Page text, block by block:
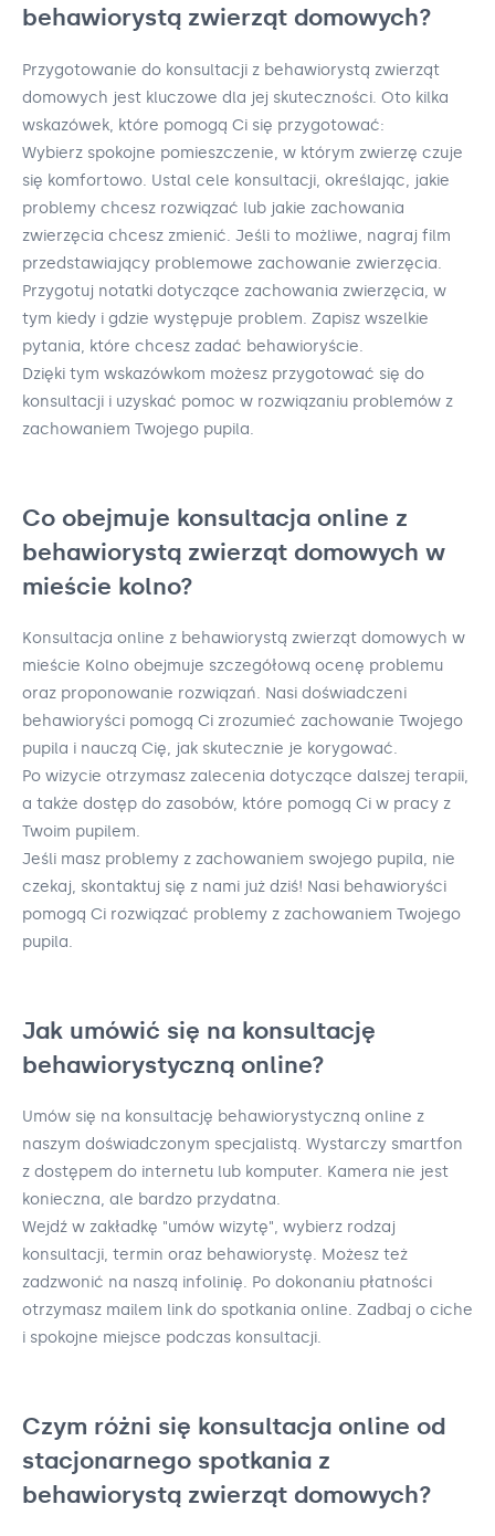
behawiorystą zwierząt domowych?
Przygotowanie do konsultacji z behawiorystą zwierząt
domowych jest kluczowe dla jej skuteczności. Oto kilka
wskazówek, które pomogą Ci się przygotować:
Wybierz spokojne pomieszczenie, w którym zwierzę czuje
się komfortowo. Ustal cele konsultacji, określając, jakie
problemy chcesz rozwiązać lub jakie zachowania
zwierzęcia chcesz zmienić. Jeśli to możliwe, nagraj film
przedstawiający problemowe zachowanie zwierzęcia.
Przygotuj notatki dotyczące zachowania zwierzęcia, w
tym kiedy i gdzie występuje problem. Zapisz wszelkie
pytania, które chcesz zadać behawioryście.
Dzięki tym wskazówkom możesz przygotować się do
konsultacji i uzyskać pomoc w rozwiązaniu problemów z
zachowaniem Twojego pupila.
Co obejmuje konsultacja online z
behawiorystą zwierząt domowych w
mieście kolno?
Konsultacja online z behawiorystą zwierząt domowych w
mieście Kolno obejmuje szczegółową ocenę problemu
oraz proponowanie rozwiązań. Nasi doświadczeni
behawioryści pomogą Ci zrozumieć zachowanie Twojego
pupila i nauczą Cię, jak skutecznie je korygować.
Po wizycie otrzymasz zalecenia dotyczące dalszej terapii,
a także dostęp do zasobów, które pomogą Ci w pracy z
Twoim pupilem.
Jeśli masz problemy z zachowaniem swojego pupila, nie
czekaj, skontaktuj się z nami już dziś! Nasi behawioryści
pomogą Ci rozwiązać problemy z zachowaniem Twojego
pupila.
Jak umówić się na konsultację
behawiorystyczną online?
Umów się na konsultację behawiorystyczną online z
naszym doświadczonym specjalistą. Wystarczy smartfon
z dostępem do internetu lub komputer. Kamera nie jest
konieczna, ale bardzo przydatna.
Wejdź w zakładkę "umów wizytę", wybierz rodzaj
konsultacji, termin oraz behawiorystę. Możesz też
zadzwonić na naszą infolinię. Po dokonaniu płatności
otrzymasz mailem link do spotkania online. Zadbaj o ciche
i spokojne miejsce podczas konsultacji.
Czym różni się konsultacja online od
stacjonarnego spotkania z
behawiorystą zwierząt domowych?